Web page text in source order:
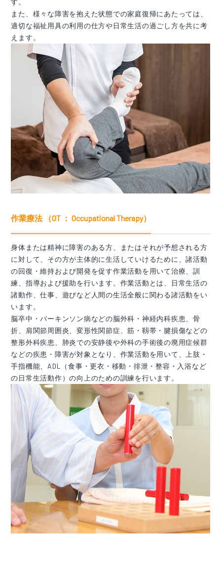
す。
また、様々な障害を抱えた状態での家庭復帰にあたっては、
適切な福祉用具の利用の仕方や日常生活の過ごし方を共に考
えます。
作業療法 （OT ： Occupational Therapy）
身体または精神に障害のある方、またはそれが予想される方
に対して、その方が主体的に生活していけるために、諸活動
の回復・維持および開発を促す作業活動を用いて治療、訓
練、指導および援助を行います。作業活動とは、日常生活の
諸動作、仕事、遊びなど人間の生活全般に関わる諸活動をい
います。
脳卒中・パーキンソン病などの脳外科・神経内科疾患、骨
折、肩関節周囲炎、変形性関節症、筋・靱帯・腱損傷などの
整形外科疾患、肺炎での安静後や外科の手術後の廃用症候群
などの疾患・障害が対象となり、作業活動を用いて、上肢・
手指機能、ADL（食事・更衣・移動・排泄・整容・入浴など
の日常生活動作）の向上のための訓練を行います。